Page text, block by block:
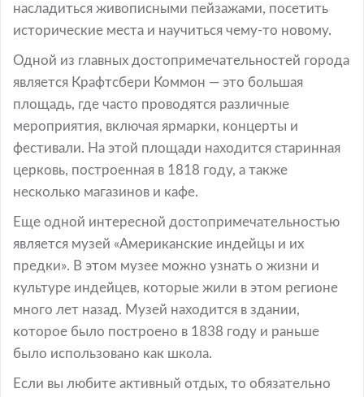
насладиться живописными пейзажами, посетить
исторические места и научиться чему-то новому.
Одной из главных достопримечательностей города
является Крафтсбери Коммон — это большая
площадь, где часто проводятся различные
мероприятия, включая ярмарки, концерты и
фестивали. На этой площади находится старинная
церковь, построенная в 1818 году, а также
несколько магазинов и кафе.
Еще одной интересной достопримечательностью
является музей «Американские индейцы и их
предки». В этом музее можно узнать о жизни и
культуре индейцев, которые жили в этом регионе
много лет назад. Музей находится в здании,
которое было построено в 1838 году и раньше
было использовано как школа.
Если вы любите активный отдых, то обязательно